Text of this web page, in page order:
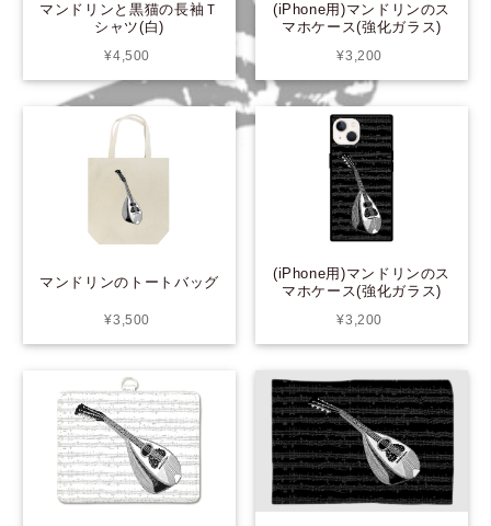
マンドリンと黒猫の長袖Ｔ
シャツ(白)
¥4,500
(iPhone用)マンドリンのス
マホケース(強化ガラス)
¥3,200
マンドリンのトートバッグ
¥3,500
(iPhone用)マンドリンのス
マホケース(強化ガラス)
¥3,200